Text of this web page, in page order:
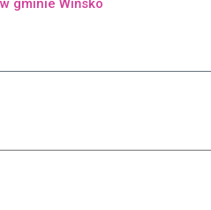
gminie Wińsko